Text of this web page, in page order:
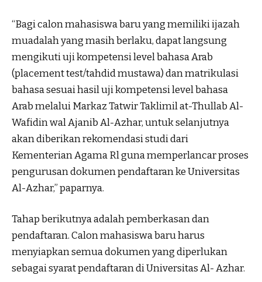
“Bagi calon mahasiswa baru yang memiliki ijazah
muadalah yang masih berlaku, dapat langsung
mengikuti uji kompetensi level bahasa Arab
(placement test/tahdid mustawa) dan matrikulasi
bahasa sesuai hasil uji kompetensi level bahasa
Arab melalui Markaz Tatwir Taklimil at-Thullab Al-
Wafidin wal Ajanib Al-Azhar, untuk selanjutnya
akan diberikan rekomendasi studi dari
Kementerian Agama Rl guna memperlancar proses
pengurusan dokumen pendaftaran ke Universitas
Al-Azhar,” paparnya.
Tahap berikutnya adalah pemberkasan dan
pendaftaran. Calon mahasiswa baru harus
menyiapkan semua dokumen yang diperlukan
sebagai syarat pendaftaran di Universitas Al- Azhar.